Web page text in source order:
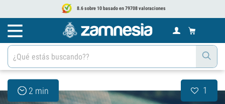
8.6 sobre 10 basado en 79708 valoraciones
2 min 1